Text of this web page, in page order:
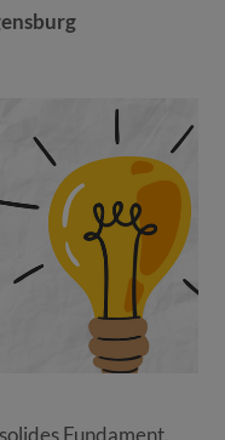
Fundament.